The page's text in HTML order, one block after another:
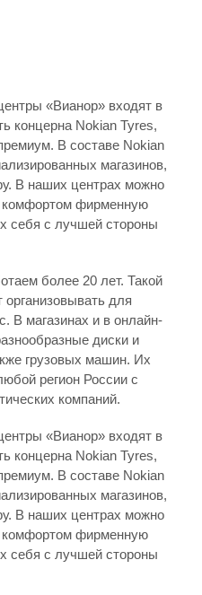
«Вианор» входят в
концерна Nokian Tyres,
В составе Nokian
магазинов,
В наших центрах можно
комфортом фирменную
себя с лучшей стороны
более 20 лет. Такой
организовывать для
В магазинах и в онлайн-
диски и
грузовых машин. Их
регион России с
компаний.
«Вианор» входят в
концерна Nokian Tyres,
В составе Nokian
магазинов,
В наших центрах можно
комфортом фирменную
себя с лучшей стороны